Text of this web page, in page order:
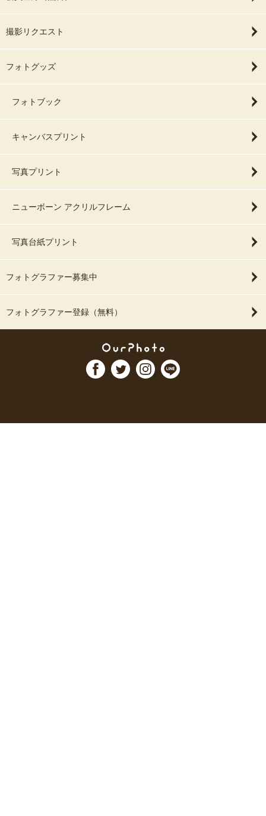
撮影リクエスト
フォトグッズ
フォトブック
キャンバスプリント
写真プリント
ニューボーン アクリルフレーム
写真台紙プリント
フォトグラファー募集中
フォトグラファー登録（無料）